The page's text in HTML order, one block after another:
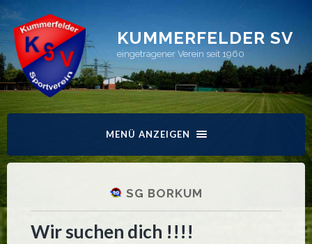
KUMMERFELDER SV
eingetragener Verein seit 1960
MENÜ ANZEIGEN
SG BORKUM
Wir suchen dich !!!!